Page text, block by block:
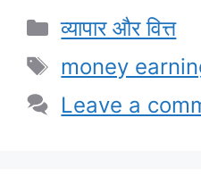
Categories
व्यापार और वित्त
Tags
money
Leave a